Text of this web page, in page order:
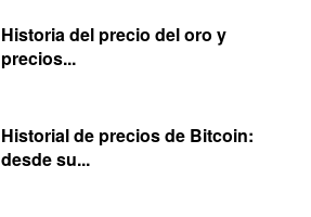
Historia del precio del oro y
precios...
Historial de precios de Bitcoin:
desde su...